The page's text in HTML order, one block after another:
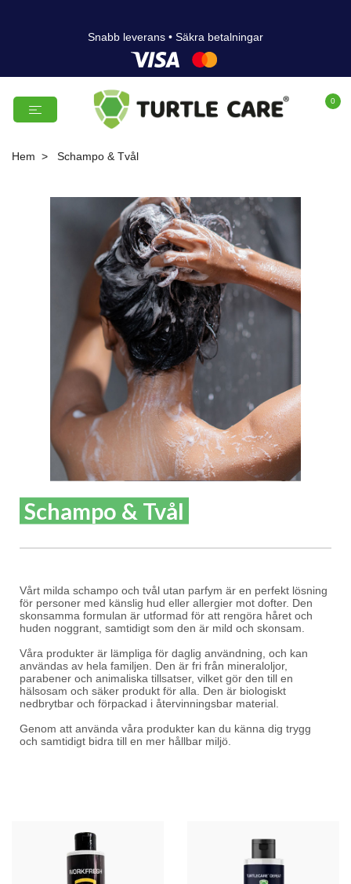
Snabb leverans • Säkra betalningar
0
Hem Schampo & Tvål
Schampo & Tvål
Vårt milda schampo och tvål utan parfym är en perfekt lösning
för personer med känslig hud eller allergier mot dofter. Den
skonsamma formulan är utformad för att rengöra håret och
huden noggrant, samtidigt som den är mild och skonsam.
Våra produkter är lämpliga för daglig användning, och kan
användas av hela familjen. Den är fri från mineraloljor,
parabener och animaliska tillsatser, vilket gör den till en
hälsosam och säker produkt för alla. Den är biologiskt
nedbrytbar och förpackad i återvinningsbar material.
Genom att använda våra produkter kan du känna dig trygg
och samtidigt bidra till en mer hållbar miljö.